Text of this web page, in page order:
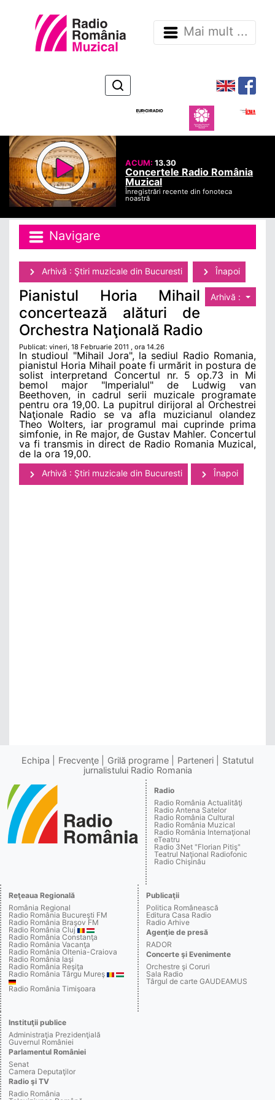
Mai mult ...
ACUM:13.30
Concertele Radio România
Muzical
Înregistrări recente din fonoteca
noastră
Navigare
Arhivă : Ştiri muzicale din Bucuresti Înapoi
Arhivă :
Pianistul Horia Mihail
concertează alături de
Orchestra Naţională Radio
Publicat: vineri, 18 Februarie 2011 , ora 14.26
In studioul "Mihail Jora", la sediul Radio Romania,
pianistul Horia Mihail poate fi urmărit in postura de
solist interpretand Concertul nr. 5 op.73 in Mi
bemol major "Imperialul" de Ludwig van
Beethoven, in cadrul serii muzicale programate
pentru ora 19,00. La pupitrul dirijoral al Orchestrei
Naţionale Radio se va afla muzicianul olandez
Theo Wolters, iar programul mai cuprinde prima
simfonie, in Re major, de Gustav Mahler. Concertul
va fi transmis in direct de Radio Romania Muzical,
de la ora 19,00.
Arhivă : Ştiri muzicale din Bucuresti Înapoi
Echipa Frecvenţe Grilă programe Parteneri
Statutul
jurnalistului Radio Romania
Radio
Radio România Actualităţi
Radio Antena Satelor
Radio România Cultural
Radio România Muzical
Radio România Internaţional
eTeatru
Radio 3Net "Florian Pitiş"
Teatrul Naţional Radiofonic
Radio Chişinău
Reţeaua Regională
România Regional
Radio România Bucureşti FM
Radio România Braşov FM
Radio România Cluj
Radio România Constanţa
Radio România Vacanţa
Radio România Oltenia-Craiova
Radio România Iaşi
Radio România Reşiţa
Radio România Târgu Mureş
Radio România Timişoara
Publicaţii
Politica Românească
Editura Casa Radio
Radio Arhive
Agenţie de presă
RADOR
Concerte şi Evenimente
Orchestre şi Coruri
Sala Radio
Târgul de carte GAUDEAMUS
Instituţii publice
Administraţia Prezidenţială
Guvernul României
Parlamentul României
Senat
Camera Deputaţilor
Radio şi TV
Radio România